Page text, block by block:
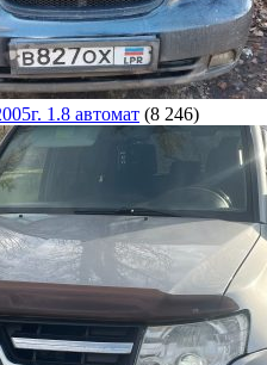
1.8 автомат (8 246)